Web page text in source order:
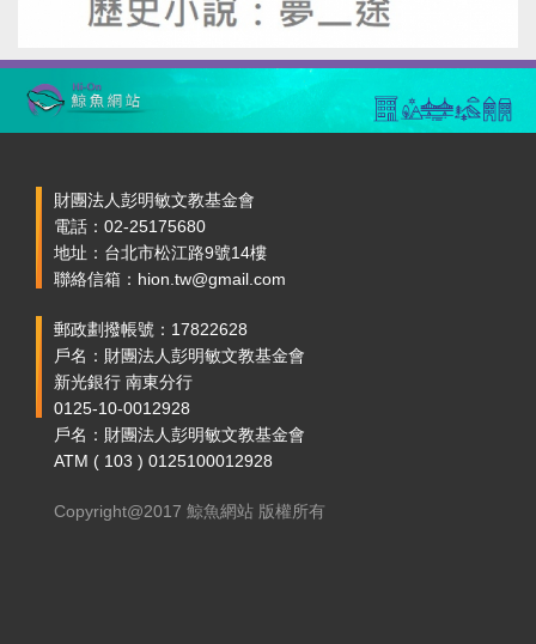
財團法人彭明敏文教基金會
電話：02-25175680
地址：台北市松江路9號14樓
聯絡信箱：hion.tw@gmail.com
郵政劃撥帳號：17822628
戶名：財團法人彭明敏文教基金會
新光銀行 南東分行
0125-10-0012928
戶名：財團法人彭明敏文教基金會
ATM ( 103 ) 0125100012928
Copyright@2017 鯨魚網站 版權所有